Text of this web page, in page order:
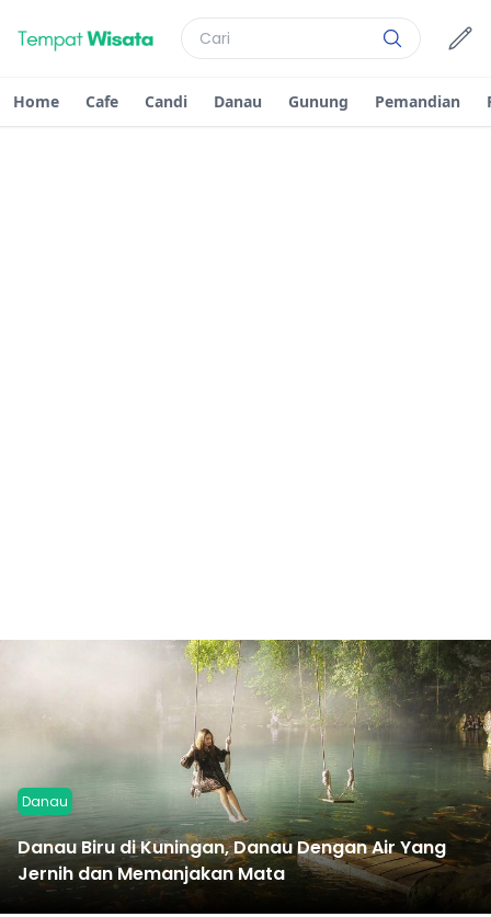
Home Cafe Candi Danau Gunung Pemandian
Danau
Danau Biru di Kuningan, Danau Dengan Air Yang
Jernih dan Memanjakan Mata